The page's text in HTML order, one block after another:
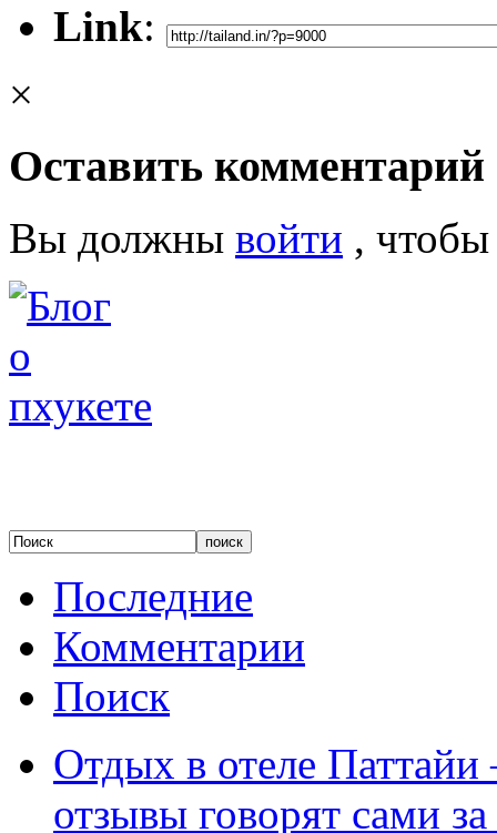
Link:
×
Оставить комментарий
Вы должны войти ,
Последние
Комментарии
Поиск
Отдых в отеле
отзывы говорят сами за